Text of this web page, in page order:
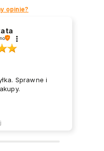
opinie?
Sprawne i